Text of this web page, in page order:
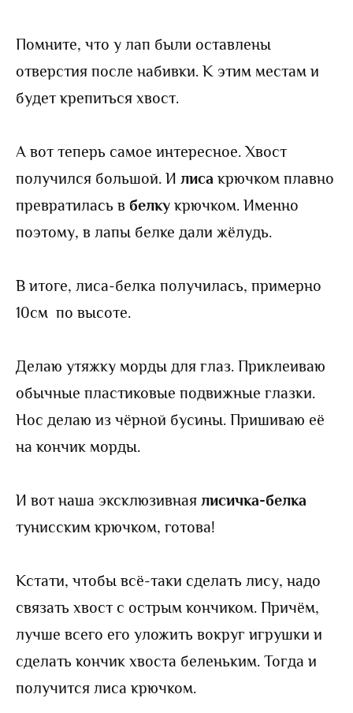
Помните, что у лап были оставлены
отверстия после набивки. К этим местам и
будет крепиться хвост.
А вот теперь самое интересное. Хвост
получился большой. И лиса крючком плавно
превратилась в белку крючком. Именно
поэтому, в лапы белке дали жёлудь.
В итоге, лиса-белка получилась, примерно
10см по высоте.
Делаю утяжку морды для глаз. Приклеиваю
обычные пластиковые подвижные глазки.
Нос делаю из чёрной бусины. Пришиваю её
на кончик морды.
И вот наша эксклюзивная лисичка-белка
тунисским крючком, готова!
Кстати, чтобы всё-таки сделать лису, надо
связать хвост с острым кончиком. Причём,
лучше всего его уложить вокруг игрушки и
сделать кончик хвоста беленьким. Тогда и
получится лиса крючком.